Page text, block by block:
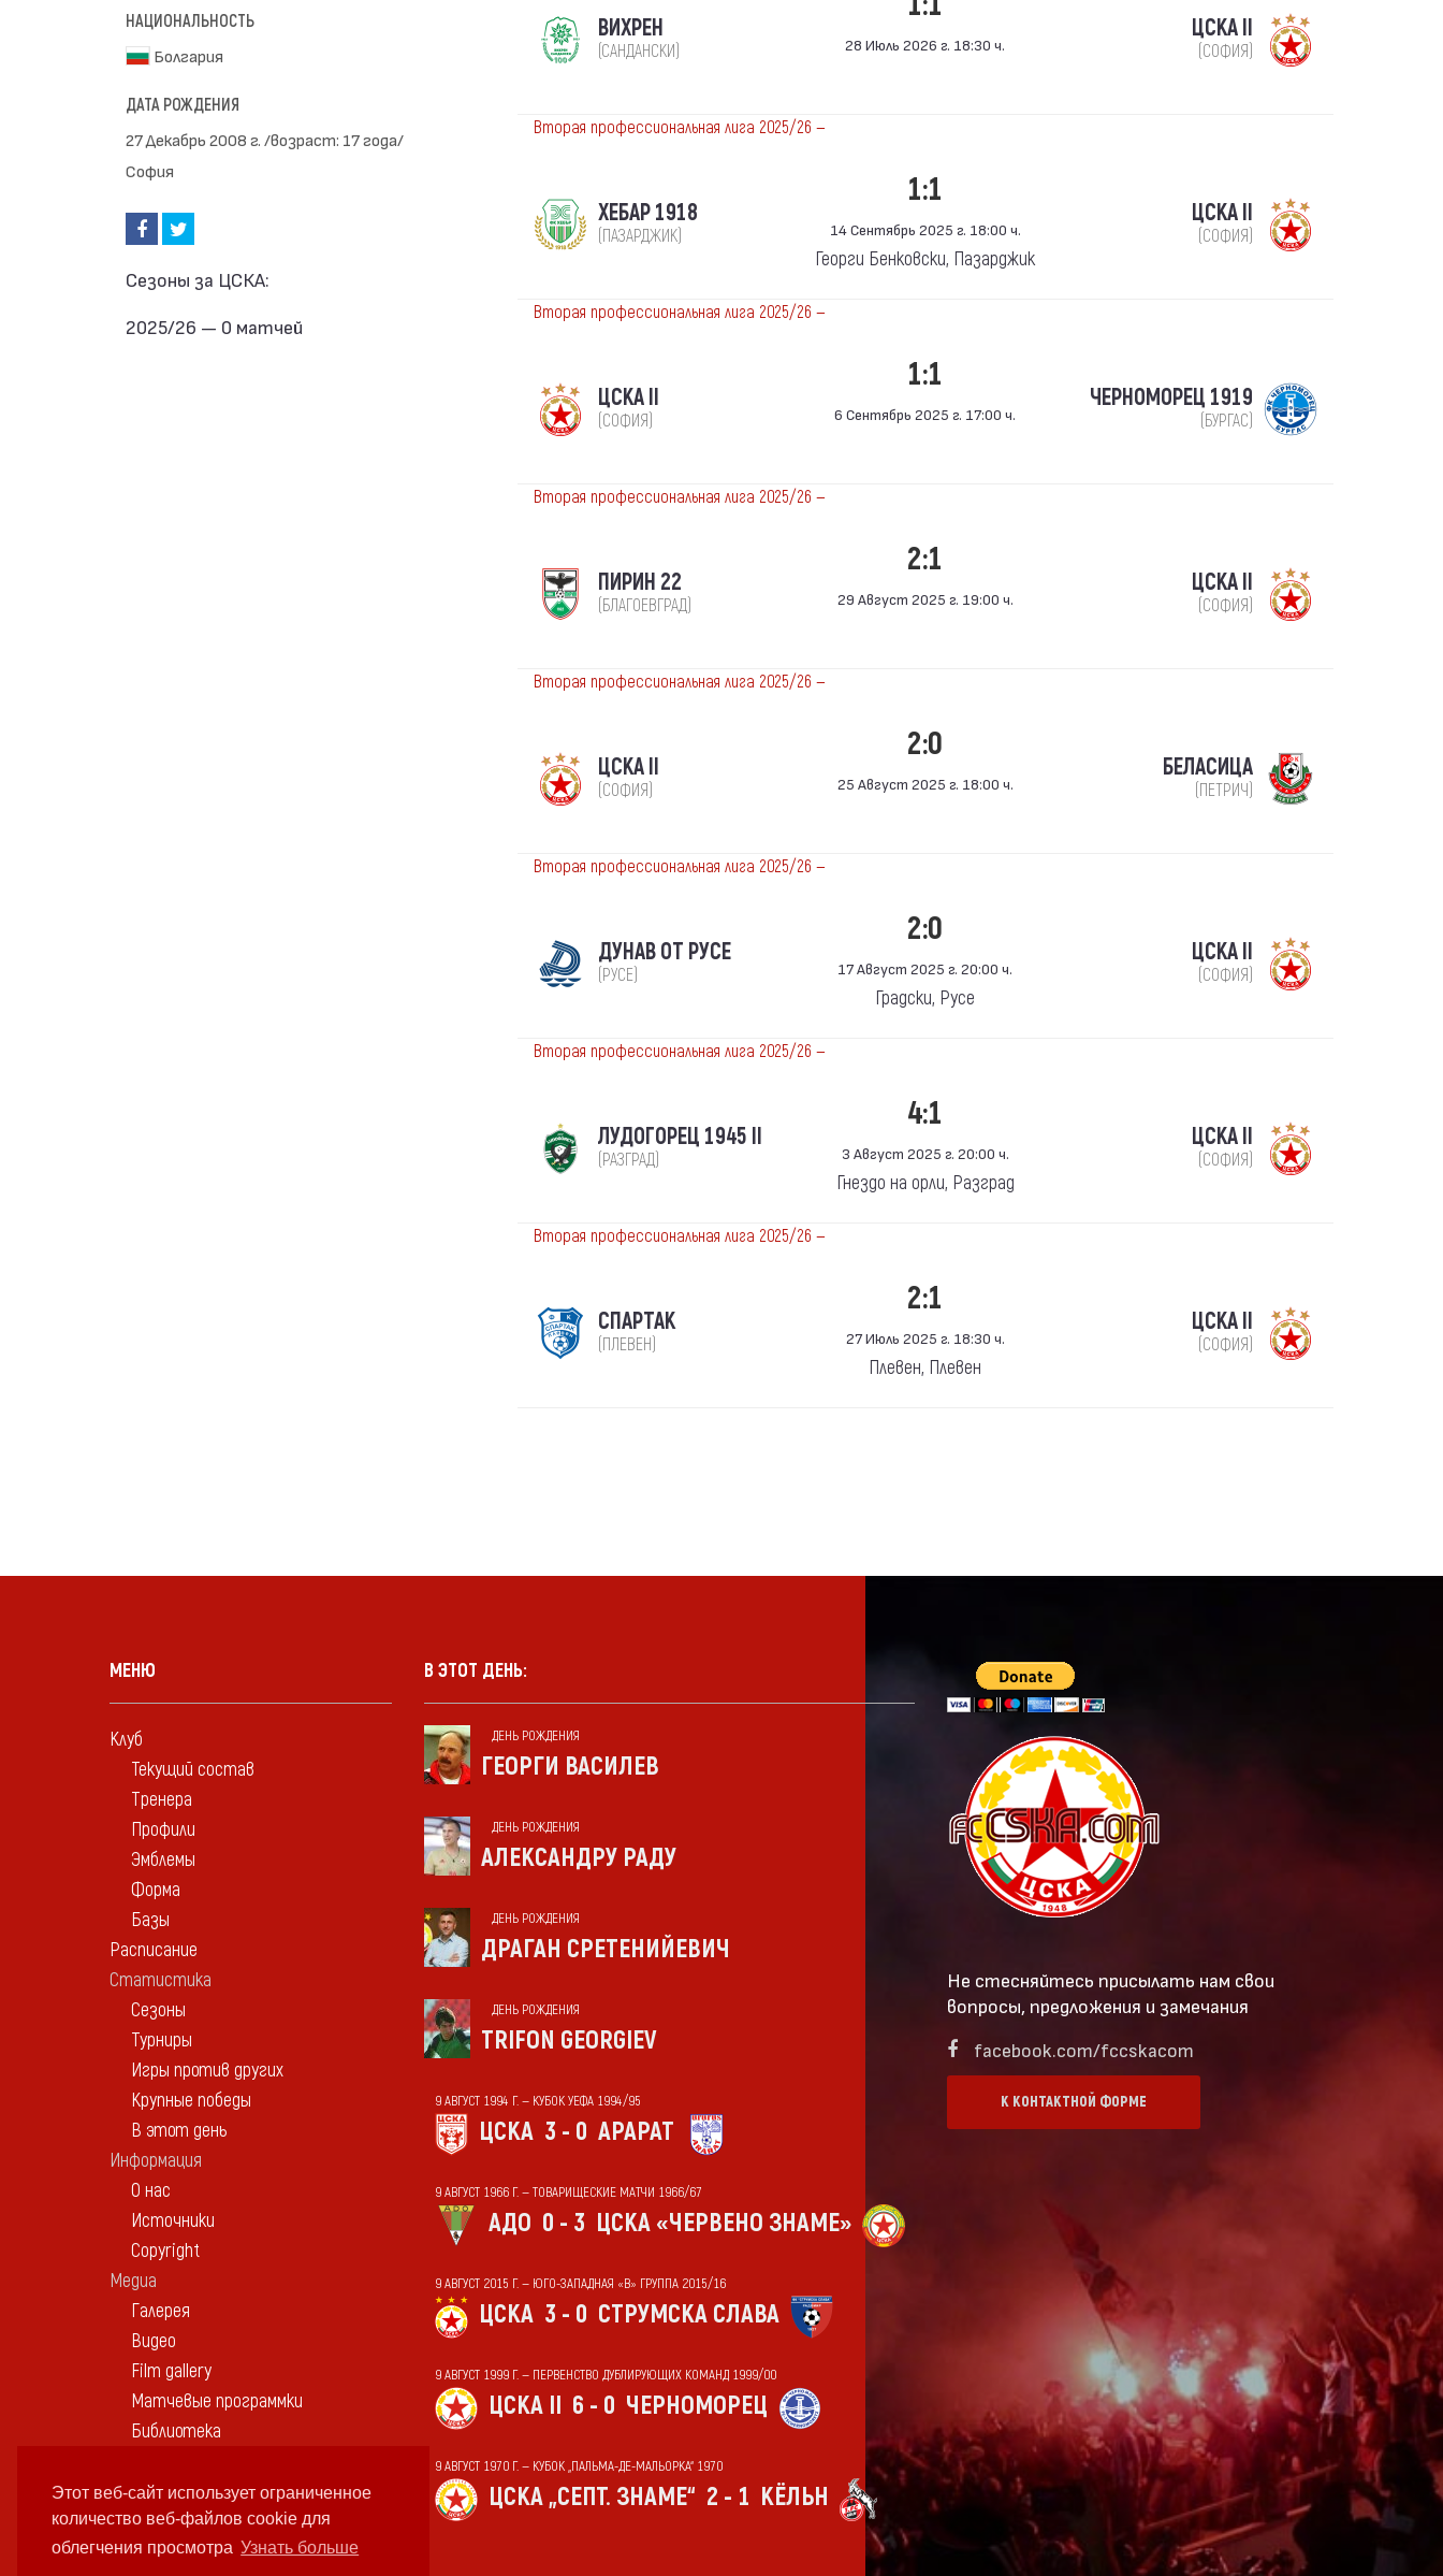
Этот веб-сайт использует ограниченное
количество веб-файлов cookie для
облегчения просмотра Узнать больше
НАЦИОНАЛЬНОСТЬ
Болгария
ДАТА РОЖДЕНИЯ
27 Декабрь 2008 г. /возраст: 17 года/
София
Сезоны за ЦСКА:
2025/26 — 0 матчей
ВИХРЕН
(САНДАНСКИ) 28 Июль 2026 г. 18:30 ч.
ЦСКА II
(СОФИЯ)
Вторая профессиональная лига 2025/26 —
ХЕБАР 1918
(ПАЗАРДЖИК)
1:1
14 Сентябрь 2025 г. 18:00 ч.
Георги Бенковски, Пазарджик
ЦСКА II
(СОФИЯ)
Вторая профессиональная лига 2025/26 —
ЦСКА II
(СОФИЯ)
1:1
6 Сентябрь 2025 г. 17:00 ч.
ЧЕРНОМОРЕЦ 1919
(БУРГАС)
Вторая профессиональная лига 2025/26 —
ПИРИН 22
(БЛАГОЕВГРАД)
2:1
29 Август 2025 г. 19:00 ч.
ЦСКА II
(СОФИЯ)
Вторая профессиональная лига 2025/26 —
ЦСКА II
(СОФИЯ)
2:0
25 Август 2025 г. 18:00 ч.
БЕЛАСИЦА
(ПЕТРИЧ)
Вторая профессиональная лига 2025/26 —
ДУНАВ ОТ РУСЕ
(РУСЕ)
2:0
17 Август 2025 г. 20:00 ч.
Градски, Русе
ЦСКА II
(СОФИЯ)
Вторая профессиональная лига 2025/26 —
ЛУДОГОРЕЦ 1945 II
(РАЗГРАД)
4:1
3 Август 2025 г. 20:00 ч.
Гнездо на орли, Разград
ЦСКА II
(СОФИЯ)
Вторая профессиональная лига 2025/26 —
СПАРТАК
(ПЛЕВЕН)
2:1
27 Июль 2025 г. 18:30 ч.
Плевен, Плевен
ЦСКА II
(СОФИЯ)
МЕНЮ
Клуб
Текущий состав
Тренера
Профили
Эмблемы
Форма
Базы
Расписание
Статистика
Сезоны
Турниры
Игры против других
Крупные победы
В этот день
Информация
О нас
Источники
Copyright
Медиа
Галерея
Видео
Film gallery
Матчевые программки
Библиотека
Контакт
В ЭТОТ ДЕНЬ:
ДЕНЬ РОЖДЕНИЯ
ГЕОРГИ ВАСИЛЕВ
ДЕНЬ РОЖДЕНИЯ
АЛЕКСАНДРУ РАДУ
ДЕНЬ РОЖДЕНИЯ
ДРАГАН СРЕТЕНИЙЕВИЧ
ДЕНЬ РОЖДЕНИЯ
TRIFON GEORGIEV
9 АВГУСТ 1994 Г. — КУБОК УЕФА 1994/95
ЦСКА 3 - 0 АРАРАТ
9 АВГУСТ 1966 Г. — ТОВАРИЩЕСКИЕ МАТЧИ 1966/67
АДО 0 - 3 ЦСКА «ЧЕРВЕНО ЗНАМЕ»
9 АВГУСТ 2015 Г. — ЮГО-ЗАПАДНАЯ «В» ГРУППА 2015/16
ЦСКА 3 - 0 СТРУМСКА СЛАВА
9 АВГУСТ 1999 Г. — ПЕРВЕНСТВО ДУБЛИРУЮЩИХ КОМАНД 1999/00
ЦСКА II 6 - 0 ЧЕРНОМОРЕЦ
9 АВГУСТ 1970 Г. — КУБОК „ПАЛЬМА-ДЕ-МАЛЬОРКА“ 1970
ЦСКА „СЕПТ. ЗНАМЕ“ 2 - 1 КЁЛЬН
Не стесняйтесь присылать нам свои
вопросы, предложения и замечания
facebook.com/fccskacom
К КОНТАКТНОЙ ФОРМЕ